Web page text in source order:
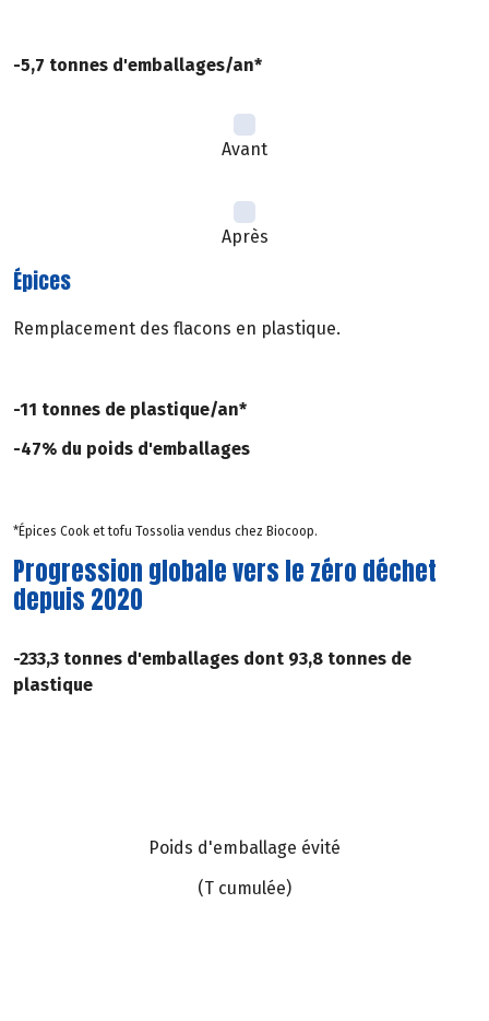
-5,7 tonnes d'emballages/an*
Avant
Après
Épices
Remplacement des flacons en plastique.
-11 tonnes de plastique/an*
-47% du poids d'emballages
*Épices Cook et tofu Tossolia vendus chez Biocoop.
Progression globale vers le zéro déchet
depuis 2020
-233,3 tonnes d'emballages dont 93,8 tonnes de
plastique
Poids d'emballage évité
(T cumulée)